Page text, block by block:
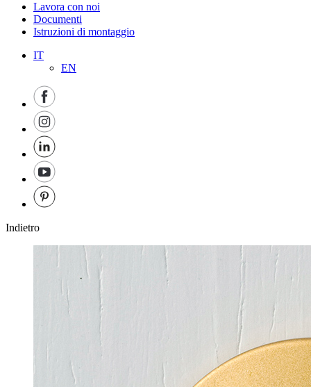
Lavora con noi
Documenti
Istruzioni di montaggio
IT
EN
Indietro